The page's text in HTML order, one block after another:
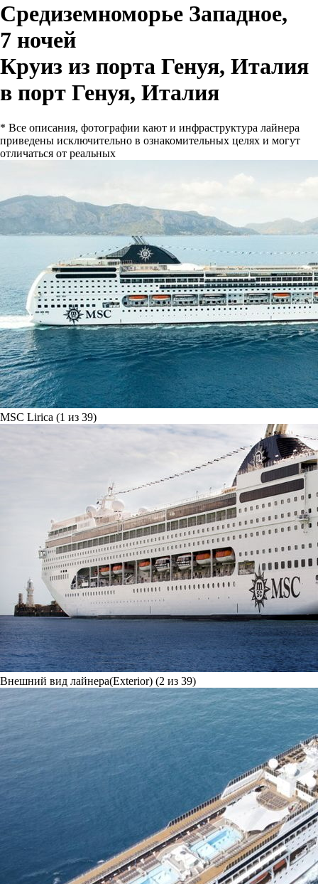
Средиземноморье Западное,
7 ночей
Круиз из порта Генуя, Италия
в порт Генуя, Италия
* Все описания, фотографии кают и инфраструктура лайнера
приведены исключительно в ознакомительных целях и могут
отличаться от реальных
MSC Lirica (1 из 39)
Внешний вид лайнера(Exterior) (2 из 39)